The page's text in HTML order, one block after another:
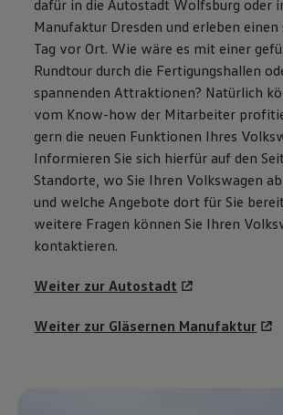
dafür in die Autostadt Wolfsburg oder
Manufaktur Dresden und erleben einen
Tag vor Ort. Wie wäre es mit einer
Rundtour durch die Fertigungshallen
spannenden Attraktionen? Natürlich
vom Know-how der Mitarbeiter
gern die neuen Funktionen Ihres
Informieren Sie sich hierfür auf den
Standorte, wo Sie Ihren Volkswagen
und welche Angebote dort für Sie
weitere Fragen können Sie Ihren
kontaktieren.
Weiter zur Autostadt
Weiter zur Gläsernen Manufaktur